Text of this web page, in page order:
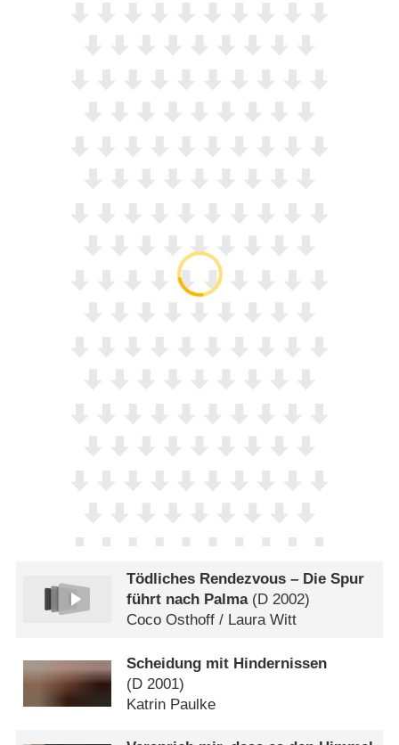
Tödliches Rendezvous – Die Spur
führt nach Palma(D 2002)
Coco Osthoff /​ Laura Witt
Scheidung mit Hindernissen
(D 2001)
Katrin Paulke